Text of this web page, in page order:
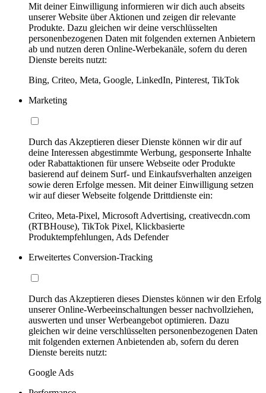
Mit deiner Einwilligung informieren wir dich auch abseits
unserer Website über Aktionen und zeigen dir relevante
Produkte. Dazu gleichen wir deine verschlüsselten
personenbezogenen Daten mit folgenden externen Anbietern
ab und nutzen deren Online-Werbekanäle, sofern du deren
Dienste bereits nutzt:
Bing, Criteo, Meta, Google, LinkedIn, Pinterest, TikTok
Marketing
Durch das Akzeptieren dieser Dienste können wir dir auf
deine Interessen abgestimmte Werbung, gesponserte Inhalte
oder Rabattaktionen für unsere Webseite oder Produkte
basierend auf deinem Surf- und Einkaufsverhalten anzeigen
sowie deren Erfolge messen. Mit deiner Einwilligung setzen
wir auf dieser Webseite folgende Drittdienste ein:
Criteo, Meta-Pixel, Microsoft Advertising, creativecdn.com
(RTBHouse), TikTok Pixel, Klickbasierte
Produktempfehlungen, Ads Defender
Erweitertes Conversion-Tracking
Durch das Akzeptieren dieses Dienstes können wir den Erfolg
unserer Online-Werbeeinschaltungen besser nachvollziehen,
auswerten und unser Werbeangebot optimieren. Dazu
gleichen wir deine verschlüsselten personenbezogenen Daten
mit folgenden externen Anbietenden ab, sofern du deren
Dienste bereits nutzt:
Google Ads